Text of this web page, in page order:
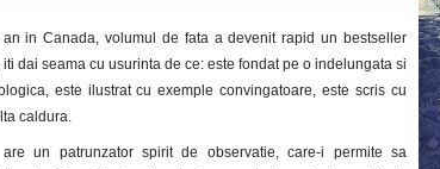
an in Canada, volumul de fata a devenit rapid un bestseller
dai seama cu usurinta de ce: este fondat pe o indelungata si
este ilustrat cu exemple convingatoare, este scris cu
caldura.
are un patrunzator spirit de observatie, care-i permite sa